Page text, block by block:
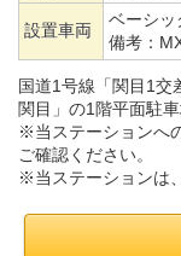
設置車両
ベーシッ
備考：
国道1号線「関目1交
関目」の1階平面駐
※当ステーションへ
ご確認ください。
※当ステーションは